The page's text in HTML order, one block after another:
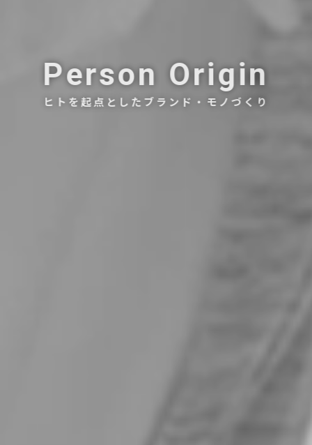
Person Origin
ヒトを起点としたブランド・モノづくり